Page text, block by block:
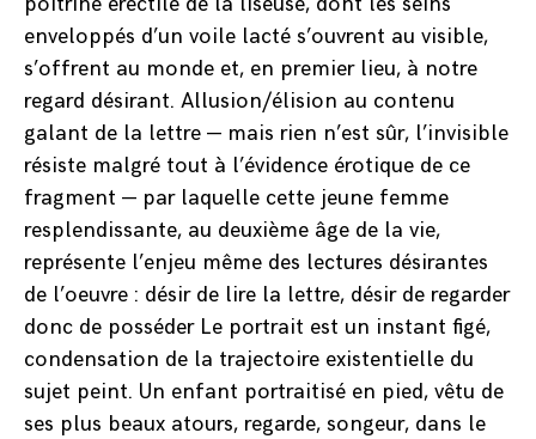
enveloppés d’un voile lacté s’ouvrent au visible,
s’offrent au monde et, en premier lieu, à notre
regard désirant. Allusion/élision au contenu
galant de la lettre — mais rien n’est sûr, l’invisible
résiste malgré tout à l’évidence érotique de ce
fragment — par laquelle cette jeune femme
resplendissante, au deuxième âge de la vie,
représente l’enjeu même des lectures désirantes
de l’oeuvre : désir de lire la lettre, désir de regarder
donc de posséder Le portrait est un instant figé,
condensation de la trajectoire existentielle du
sujet peint. Un enfant portraitisé en pied, vêtu de
ses plus beaux atours, regarde, songeur, dans le